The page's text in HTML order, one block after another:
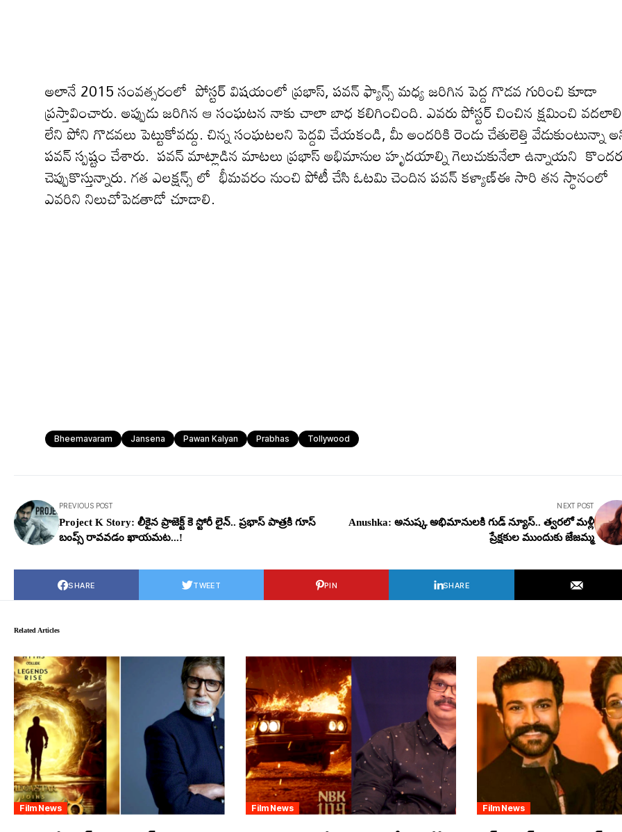
అలానే 2015 సంవ‌త్సరంలో పోస్ట‌ర్ విష‌యంలో ప్రభాస్, పవన్ ఫ్యాన్స్ మధ్య జ‌రిగిన పెద్ద గొడ‌వ గురించి కూడా
ప్ర‌స్తావించారు. అప్పుడు జ‌రిగిన ఆ సంఘ‌ట‌న నాకు చాలా బాధ క‌లిగించింది. ఎవ‌రు పోస్ట‌ర్ చించిన క్ష‌మించి
లేని పోని గొడ‌వ‌లు పెట్టుకోవ‌ద్దు. చిన్న సంఘ‌ట‌ల‌ని పెద్ద‌వి చేయ‌కండి, మీ అంద‌రికి రెండు చేతులెత్తి వేడుకుంటున్నా
ప‌వన్ స్ప‌ష్టం చేశారు. ప‌వ‌న్ మాట్లాడిన‌ మాటలు ప్రభాస్ అభిమానుల హృదయాల్ని గెలుచుకునేలా ఉన్నాయని
చెప్పుకొస్తున్నారు. గ‌త ఎల‌క్ష‌న్స్ లో భీమవరం నుంచి పోటీ చేసి ఓటమి చెందిన ప‌వ‌న్ క‌ళ్యాణ్ఈ సారి త‌న స్థానంలో
ఎవ‌రిని నిలుచోపెడ‌తాడో చూడాలి.
Bheemavaram Jansena Pawan Kalyan Prabhas Tollywood
PREVIOUS POST
Project K Story: లీకైన ప్రాజెక్ట్ కె స్టోరీ లైన్.. ప్ర‌భాస్ పాత్ర‌కి గూస్
బంప్స్ రావ‌వ‌డం ఖాయమ‌ట‌...!
NEXT POST
Anushka: అనుష్క అభిమానులకి గుడ్ న్యూస్.. త్వ‌ర‌లో మ‌ళ్లీ
ప్రేక్ష‌కుల ముందుకు జేజ‌మ్మ‌
SHARE TWEET PIN SHARE
Related Articles
Film News Film News Film News